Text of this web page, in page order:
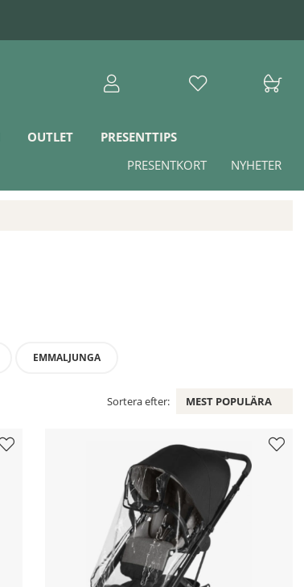
OUTLET
PRESENTTIPS
NYHETER
PRESENTKORT
EMMALJUNGA
Sortera efter: MEST POPULÄRA